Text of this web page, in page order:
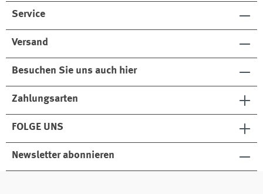
Service
Versand
Besuchen Sie uns auch hier
Zahlungsarten
FOLGE UNS
Newsletter abonnieren